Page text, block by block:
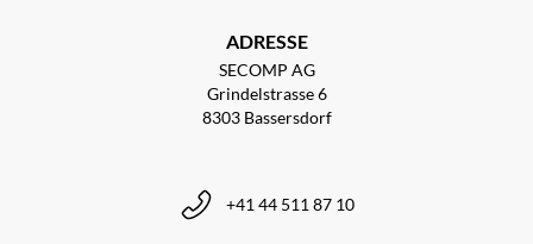
ADRESSE
SECOMP AG
Grindelstrasse 6
8303 Bassersdorf
+41 44 511 87 10